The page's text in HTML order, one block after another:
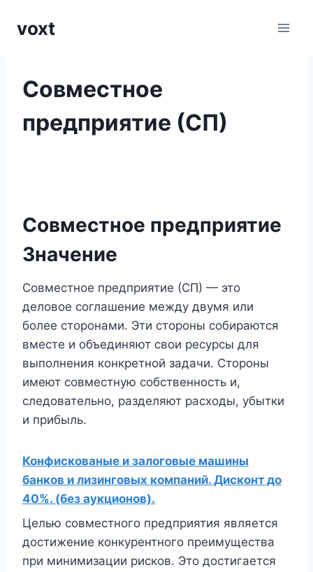
voxt
Совместное
предприятие (СП)
Совместное предприятие
Значение
Совместное предприятие (СП) — это
деловое соглашение между двумя или
более сторонами. Эти стороны собираются
вместе и объединяют свои ресурсы для
выполнения конкретной задачи. Стороны
имеют совместную собственность и,
следовательно, разделяют расходы, убытки
и прибыль.
Конфискованые и залоговые машины
банков и лизинговых компаний. Дисконт до
40%. (без аукционов).
Целью совместного предприятия является
достижение конкурентного преимущества
при минимизации рисков. Это достигается